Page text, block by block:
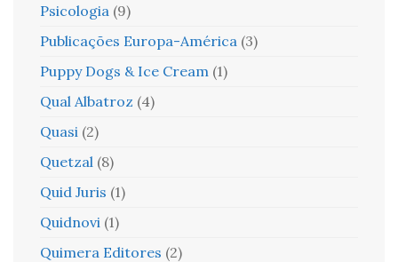
Psicologia (9)
Publicações Europa-América (3)
Puppy Dogs & Ice Cream (1)
Qual Albatroz (4)
Quasi (2)
Quetzal (8)
Quid Juris (1)
Quidnovi (1)
Quimera Editores (2)